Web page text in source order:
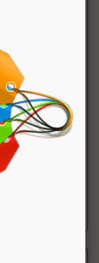
per il recupero
...